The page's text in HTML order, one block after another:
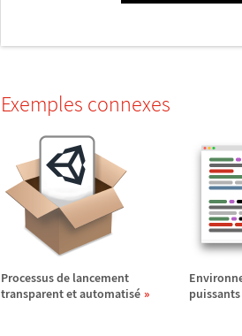
Exemples connexes
Processus de lancement
transparent et automatisé